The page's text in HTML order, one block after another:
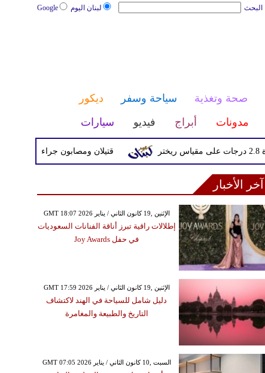
لبنان اليوم Google البحث
صحة وتغذية سياحة وسفر
ديكور
مدونات أبراج فيديو سيارات
قتيلان ومصابون جراء 14 غارة إسرائيلية على شرق وجنوب لبنان
آخر الأخبار
GMT 18:07 2026 الإثنين ,19 كانون الثاني / يناير
إطلالات راقية تبرز أناقة الفنانات السعوديات
في حفل Joy Awards
GMT 17:59 2026 الإثنين ,19 كانون الثاني / يناير
دليل شامل للسياحة في الهند لاكتشاف
التاريخ والطبيعة والمغامرة
GMT 07:05 2026 السبت ,10 كانون الثاني / يناير